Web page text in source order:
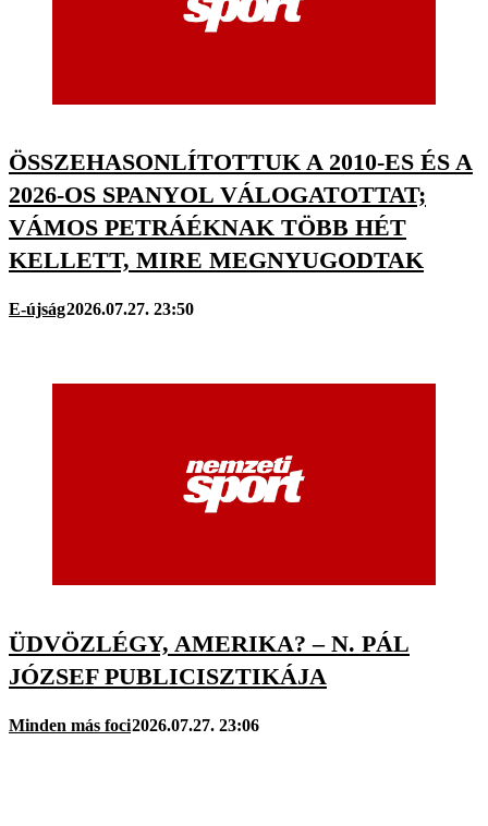
ÖSSZEHASONLÍTOTTUK A 2010-ES ÉS A
2026-OS SPANYOL VÁLOGATOTTAT;
VÁMOS PETRÁÉKNAK TÖBB HÉT
KELLETT, MIRE MEGNYUGODTAK
E-újság2026.07.27. 23:50
ÜDVÖZLÉGY, AMERIKA? – N. PÁL
JÓZSEF PUBLICISZTIKÁJA
Minden más foci2026.07.27. 23:06